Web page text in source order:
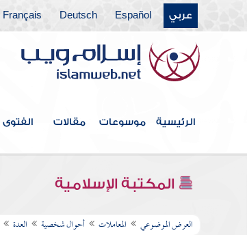
عربي Español
Deutsch
Français
الرئيسية موسوعات مقالات الفتوى
المكتبة الإسلامية
العرض الموضوعي المعاملات أحوال شخصية العدة